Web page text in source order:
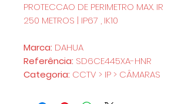
PROTECCAO DE PERIMETRO MAX. IR
250 METROS | IP67 , IK10
Marca: DAHUA
Referência: SD6CE445XA-HNR
Categoria: CCTV > IP > CÂMARAS